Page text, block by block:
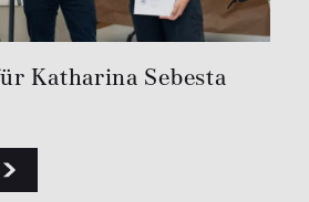
Katharina Sebesta